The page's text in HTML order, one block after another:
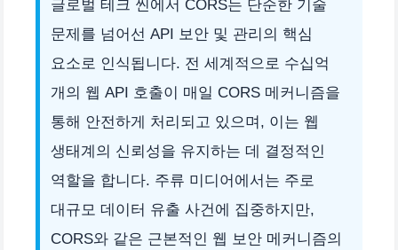
글로벌 테크 씬에서 CORS는 단순한 기술
문제를 넘어선 API 보안 및 관리의 핵심
요소로 인식됩니다. 전 세계적으로 수십억
개의 웹 API 호출이 매일 CORS 메커니즘을
통해 안전하게 처리되고 있으며, 이는 웹
생태계의 신뢰성을 유지하는 데 결정적인
역할을 합니다. 주류 미디어에서는 주로
대규모 데이터 유출 사건에 집중하지만,
CORS와 같은 근본적인 웹 보안 메커니즘의